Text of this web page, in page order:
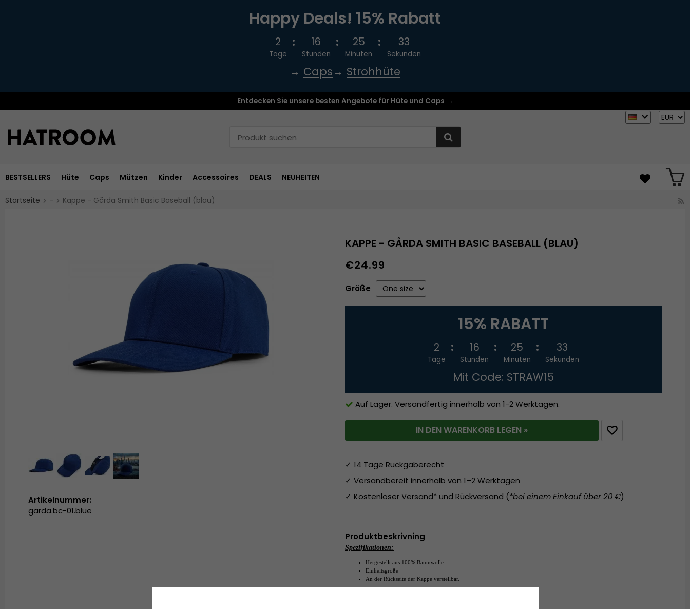
Happy Deals! 15% Rabatt
2
Tage
16
Stunden
25
Minuten
32
Sekunden
→ Caps→ Strohhüte
Entdecken Sie unsere besten Angebote für Hüte und Caps →
BESTSELLERS Hüte Caps Mützen Kinder Accessoires DEALS NEUHEITEN
Startseite - Kappe - Gårda Smith Basic Baseball (blau)
KAPPE - GÅRDA SMITH BASIC BASEBALL (BLAU)
€24.99
Größe
15% RABATT
2
Tage
16
Stunden
25
Minuten
32
Sekunden
Mit Code: STRAW15
Auf Lager. Versandfertig innerhalb von 1-2 Werktagen.
IN DEN WARENKORB LEGEN »
✓ 14 Tage Rückgaberecht
✓ Versandbereit innerhalb von 1–2 Werktagen
✓ Kostenloser Versand* und Rückversand (*bei einem Einkauf über 20 €)
Produktbeskrivning
Spezifikationen:
Hergestellt aus 100% Baumwolle
Einheitsgröße
An der Rückseite der Kappe verstellbar.
Artikelnummer:
garda.bc-01.blue